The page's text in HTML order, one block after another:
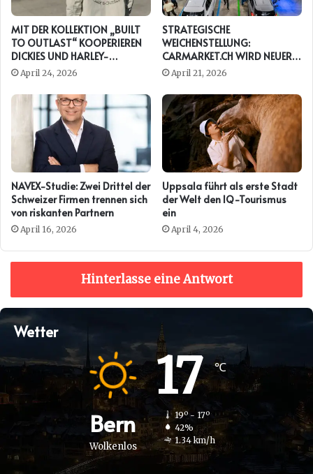
MIT DER KOLLEKTION „BUILT
TO OUTLAST“ KOOPERIEREN
DICKIES UND HARLEY-
DAVIDSON ERNEUT
April 24, 2026
STRATEGISCHE
WEICHENSTELLUNG:
CARMARKET.CH WIRD NEUER
PRESENTING PARTNER DER
AUTO ZÜRICH
April 21, 2026
NAVEX-Studie: Zwei Drittel der
Schweizer Firmen trennen sich
von riskanten Partnern
April 16, 2026
Uppsala führt als erste Stadt
der Welt den IQ-Tourismus
ein
April 4, 2026
Hinterlasse eine Antwort
Wetter
Bern
Wolkenlos
17℃
19º - 17º
42%
1.34 km/h